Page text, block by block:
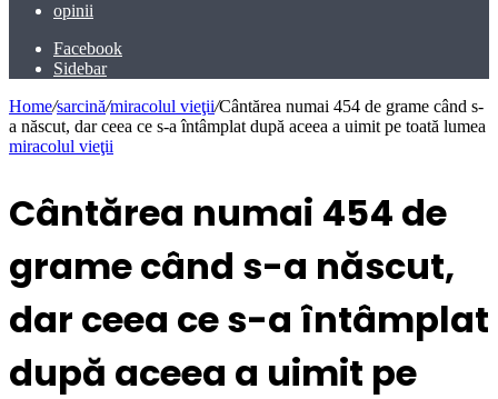
opinii
Facebook
Sidebar
Home/sarcină/miracolul vieţii/Cântărea numai 454 de grame când s-
a născut, dar ceea ce s-a întâmplat după aceea a uimit pe toată lumea
miracolul vieţii
Cântărea numai 454 de
grame când s-a născut,
dar ceea ce s-a întâmplat
după aceea a uimit pe